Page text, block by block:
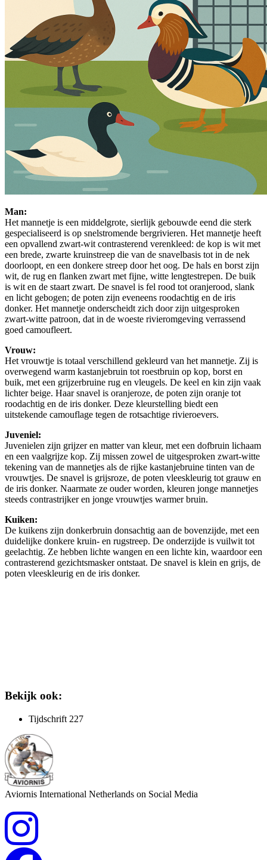
Man:
Het mannetje is een middelgrote, sierlijk gebouwde eend die sterk
gespecialiseerd is op snelstromende bergrivieren. Het mannetje heeft
een opvallend zwart-wit contrasterend verenkleed: de kop is wit met
een brede, zwarte kruinstreep die van de snavelbasis tot in de nek
doorloopt, en een donkere streep door het oog. De hals en borst zijn
wit, de rug en flanken zwart met fijne, witte lengtestrepen. De buik
is wit en de staart zwart. De snavel is fel rood tot oranjerood, slank
en licht gebogen; de poten zijn eveneens roodachtig en de iris
donker. Het mannetje onderscheidt zich door zijn uitgesproken
zwart-witte patroon, dat in de woeste rivieromgeving verrassend
goed camoufleert.
Vrouw:
Het vrouwtje is totaal verschillend gekleurd van het mannetje. Zij is
overwegend warm kastanjebruin tot roestbruin op kop, borst en
buik, met een grijzerbruine rug en vleugels. De keel en kin zijn vaak
lichter beige. Haar snavel is oranjeroze, de poten zijn oranje tot
roodachtig en de iris donker. Deze kleurstelling biedt een
uitstekende camouflage tegen de rotsachtige rivieroevers.
Juveniel:
Juvenielen zijn grijzer en matter van kleur, met een dofbruin lichaam
en een vaalgrijze kop. Zij missen zowel de uitgesproken zwart-witte
tekening van de mannetjes als de rijke kastanjebruine tinten van de
vrouwtjes. De snavel is grijsroze, de poten vleeskleurig tot grauw en
de iris donker. Naarmate ze ouder worden, kleuren jonge mannetjes
steeds contrastrijker en jonge vrouwtjes warmer bruin.
Kuiken:
De kuikens zijn donkerbruin donsachtig aan de bovenzijde, met een
duidelijke donkere kruin- en rugstreep. De onderzijde is vuilwit tot
geelachtig. Ze hebben lichte wangen en een lichte kin, waardoor een
contrasterend gezichtsmasker ontstaat. De snavel is klein en grijs, de
poten vleeskleurig en de iris donker.
Bekijk ook:
Tijdschrift 227
Aviornis International Netherlands on Social Media